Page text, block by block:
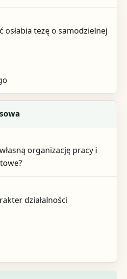
osłabia tezę o samodzielnej
organizację pracy i
działalności